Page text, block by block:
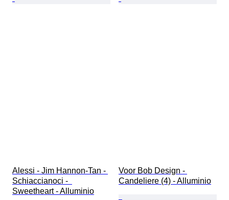
Alessi - Jim Hannon-Tan -
Schiaccianoci -
Sweetheart - Alluminio
Voor Bob Design -
Candeliere (4) - Alluminio